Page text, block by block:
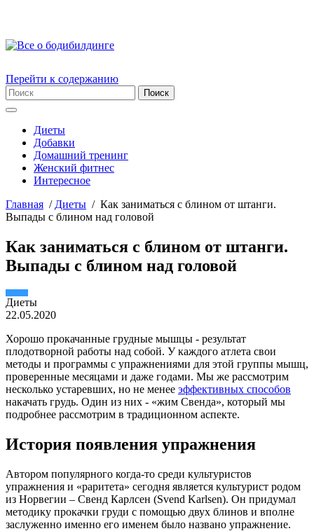
Перейти к содержанию
Диеты
Добавки
Домашний тренинг
Женский фитнес
Интересное
Главная / Диеты / Как заниматься с блином от штанги.
Выпады с блином над головой
Как заниматься с блином от штанги.
Выпады с блином над головой
Диеты
22.05.2020
Хорошо прокачанные грудные мышцы - результат
плодотворной работы над собой. У каждого атлета свои
методы и программы с упражнениями для этой группы мышц,
проверенные месяцами и даже годами. Мы же рассмотрим
несколько устаревших, но не менее эффективных способов
накачать грудь. Один из них - «жим Свенда», который мы
подробнее рассмотрим в традиционном аспекте.
История появления упражнения
Автором популярного когда-то среди культуристов
упражнения и «раритета» сегодня является культурист родом
из Норвегии – Свенд Карлсен (Svend Karlsen). Он придумал
методику прокачки груди с помощью двух блинов и вполне
заслуженно именно его именем было названо упражнение.